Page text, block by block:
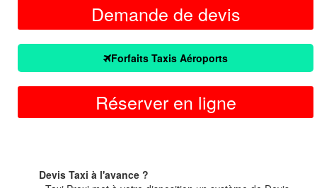
Demande de devis
Forfaits Taxis Aéroports
Réserver en ligne
Devis Taxi à l'avance ?